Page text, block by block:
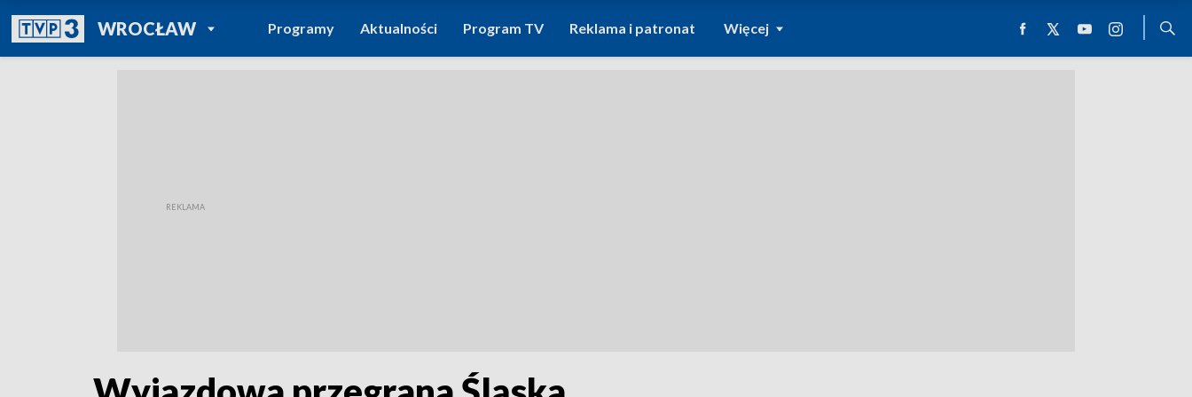
WROCŁAWPOWRÓT DO
TVP REGIONY
Programy Aktualności Program TV Reklama i patronat Więcej